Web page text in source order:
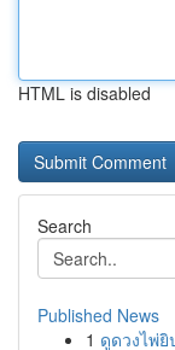
HTML is disabled
Search
Published News
1 ดูดวงไพ่